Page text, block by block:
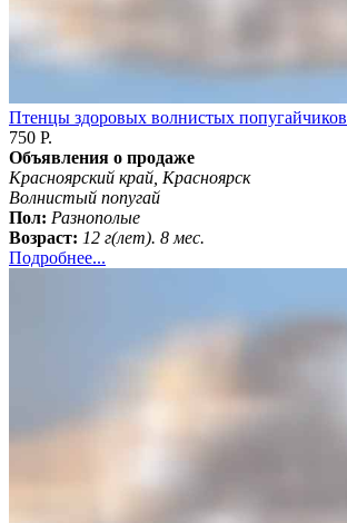
Птенцы здоровых волнистых попугайчиков
750 Р.
Объявления о продаже
Красноярский край, Красноярск
Волнистый попугай
Пол: Разнополые
Возраст: 12 г(лет). 8 мес.
Подробнее...